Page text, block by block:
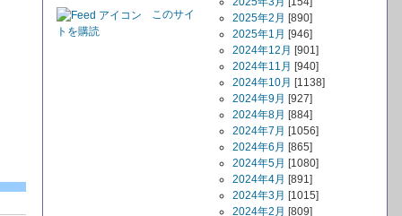
このサイ
トを購読
2025年2月 [890]
2025年1月 [946]
2024年12月 [901]
2024年11月 [940]
2024年10月 [1138]
2024年9月 [927]
2024年8月 [884]
2024年7月 [1056]
2024年6月 [865]
2024年5月 [1080]
2024年4月 [891]
2024年3月 [1015]
2024年2月 [809]